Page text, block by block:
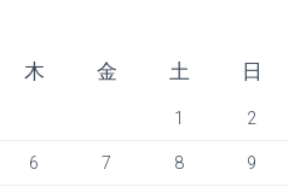
木 金 土 日
1 2
6 7 8 9